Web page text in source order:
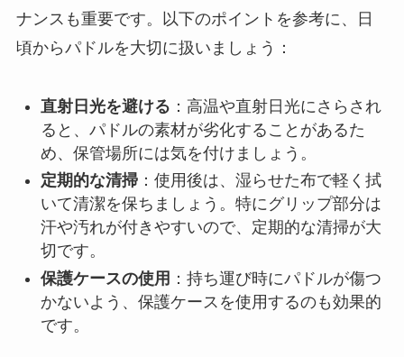
ナンスも重要です。以下のポイントを参考に、日
頃からパドルを大切に扱いましょう：
直射日光を避ける ：高温や直射日光にさらされ
ると、パドルの素材が劣化することがあるた
め、保管場所には気を付けましょう。
定期的な清掃：使用後は、湿らせた布で軽く拭
いて清潔を保ちましょう。特にグリップ部分は
汗や汚れが付きやすいので、定期的な清掃が大
切です。
保護ケースの使用 ：持ち運び時にパドルが傷つ
かないよう、保護ケースを使用するのも効果的
です。